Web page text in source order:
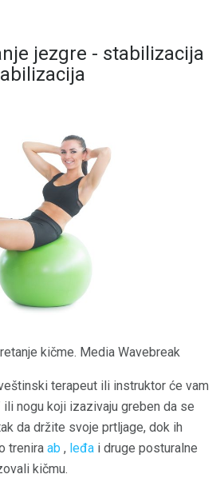
jezgre - stabilizacija
kičme. Media Wavebreak
terapeut ili instruktor će vam
nogu koji izazivaju greben da se
da držite svoje prtljage, dok ih
trenira ab , leđa i druge posturalne
kičmu.